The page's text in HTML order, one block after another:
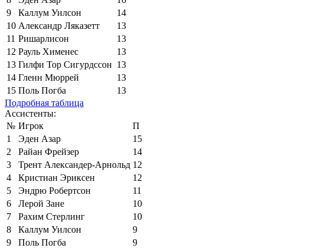
9
Каллум Уилсон
14
10 Александр Ляказетт
13
11 Ришарлисон
13
12 Рауль Хименес
13
13 Гилфи Тор Сигурдссон 13
14 Гленн Мюррей
13
15 Поль Погба
13
Подробная таблица
Ассистенты:
№ Игрок
П
1
Эден Азар
15
2
Райан Фрейзер
14
3
Трент Александер-Арнольд 12
4
Кристиан Эриксен
12
5
Эндрю Робертсон
11
6
Лерой Зане
10
7
Рахим Стерлинг
10
8
Каллум Уилсон
9
9
Поль Погба
9